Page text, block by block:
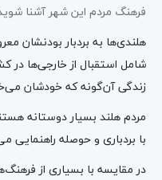
فرهنگ مردم این شهر آشنا
هلندی‌ها به بردبار بودنشان
شامل استقبال از خارجی‌ها در
زندگی آن‌گونه که خودشان
مردم هلند بسیار دوستانه
با بردباری و حوصله راهنمایی
در مقایسه با بسیاری از